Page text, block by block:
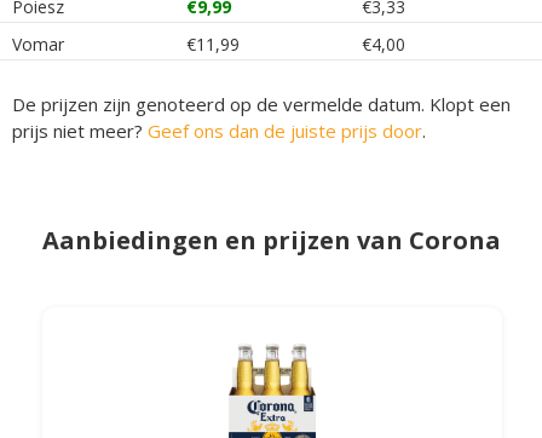
Poiesz
€9,99
€3,33
Vomar
€11,99 €4,00
De prijzen zijn genoteerd op de vermelde datum. Klopt een
prijs niet meer? Geef ons dan de juiste prijs door.
Aanbiedingen en prijzen van Corona